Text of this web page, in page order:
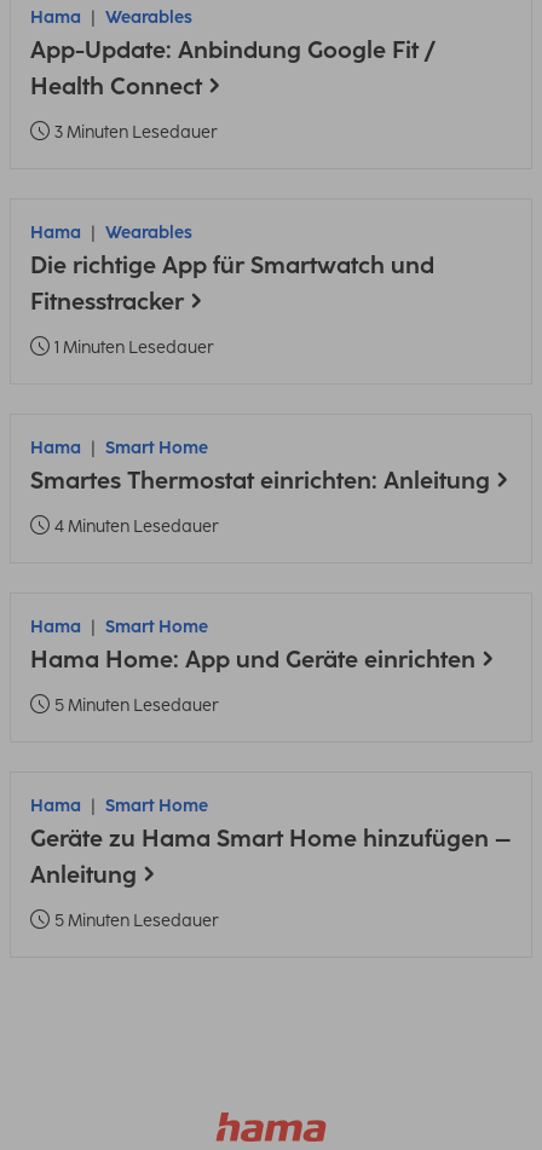
Hama Wearables
App-Update: Anbindung Google Fit /
Health Connect
3 Minuten Lesedauer
Hama Wearables
Die richtige App für Smartwatch und
Fitnesstracker
1 Minuten Lesedauer
Hama Smart Home
Smartes Thermostat einrichten: Anleitung
4 Minuten Lesedauer
Hama Smart Home
Hama Home: App und Geräte einrichten
5 Minuten Lesedauer
Hama Smart Home
Geräte zu Hama Smart Home hinzufügen –
Anleitung
5 Minuten Lesedauer